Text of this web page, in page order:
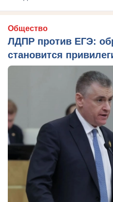
Общество
ЛДПР против ЕГЭ:
становится